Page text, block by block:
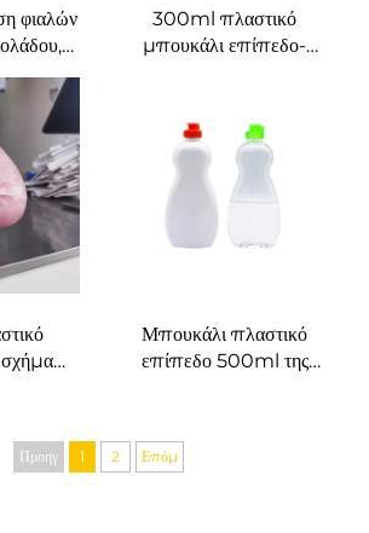
φιαλών
ml
τσάι
300ml πλαστικό
μπουκάλι επίπεδο-
μεταφοράς χυμών και
γάλακτος τσάι
και
καλή
Μπουκάλι πλαστικό
επίπεδο 500ml της
προσαρμοσμένο
λογότυπο για σαπούνι
Προηγ 1 2 Επόμ